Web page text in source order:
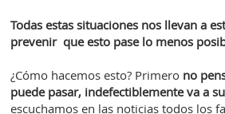
Todas estas situaciones nos llevan a
prevenir que esto pase lo menos
¿Cómo hacemos esto? Primero no
puede pasar, indefectiblemente va a
escuchamos en las noticias todos los